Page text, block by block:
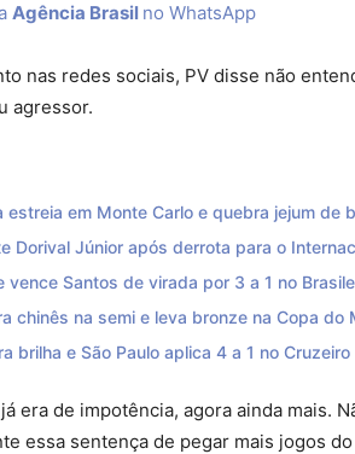
Agência Brasil no WhatsApp
nas redes sociais, PV disse não
agressor.
estreia em Monte Carlo e quebra jejum de
Dorival Júnior após derrota para o
vence Santos de virada por 3 a 1 no
chinês na semi e leva bronze na Copa do
brilha e São Paulo aplica 4 a 1 no Cruzeiro
era de impotência, agora ainda mais.
essa sentença de pegar mais jogos